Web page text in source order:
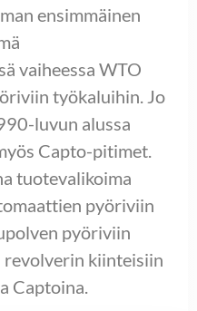
ensimmäinen
vaiheessa WTO
työkaluihin. Jo
luvun alussa
Capto-pitimet.
tuotevalikoima
pyöriviin
pyöriviin
kiinteisiin
Captoina.